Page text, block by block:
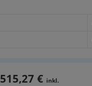
515,27 € inkl.